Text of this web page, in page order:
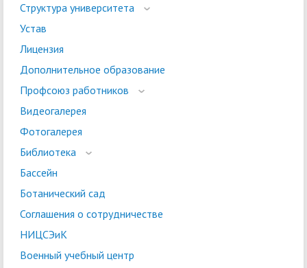
Структура университета
Устав
Лицензия
Дополнительное образование
Профсоюз работников
Видеогалерея
Фотогалерея
Библиотека
Бассейн
Ботанический сад
Соглашения о сотрудничестве
НИЦСЭиК
Военный учебный центр